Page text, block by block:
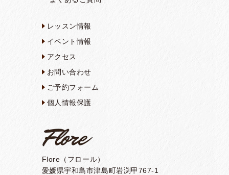
レッスン情報
イベント情報
アクセス
お問い合わせ
ご予約フォーム
個人情報保護
Flore（フロール）
愛媛県宇和島市津島町岩渕甲767-1